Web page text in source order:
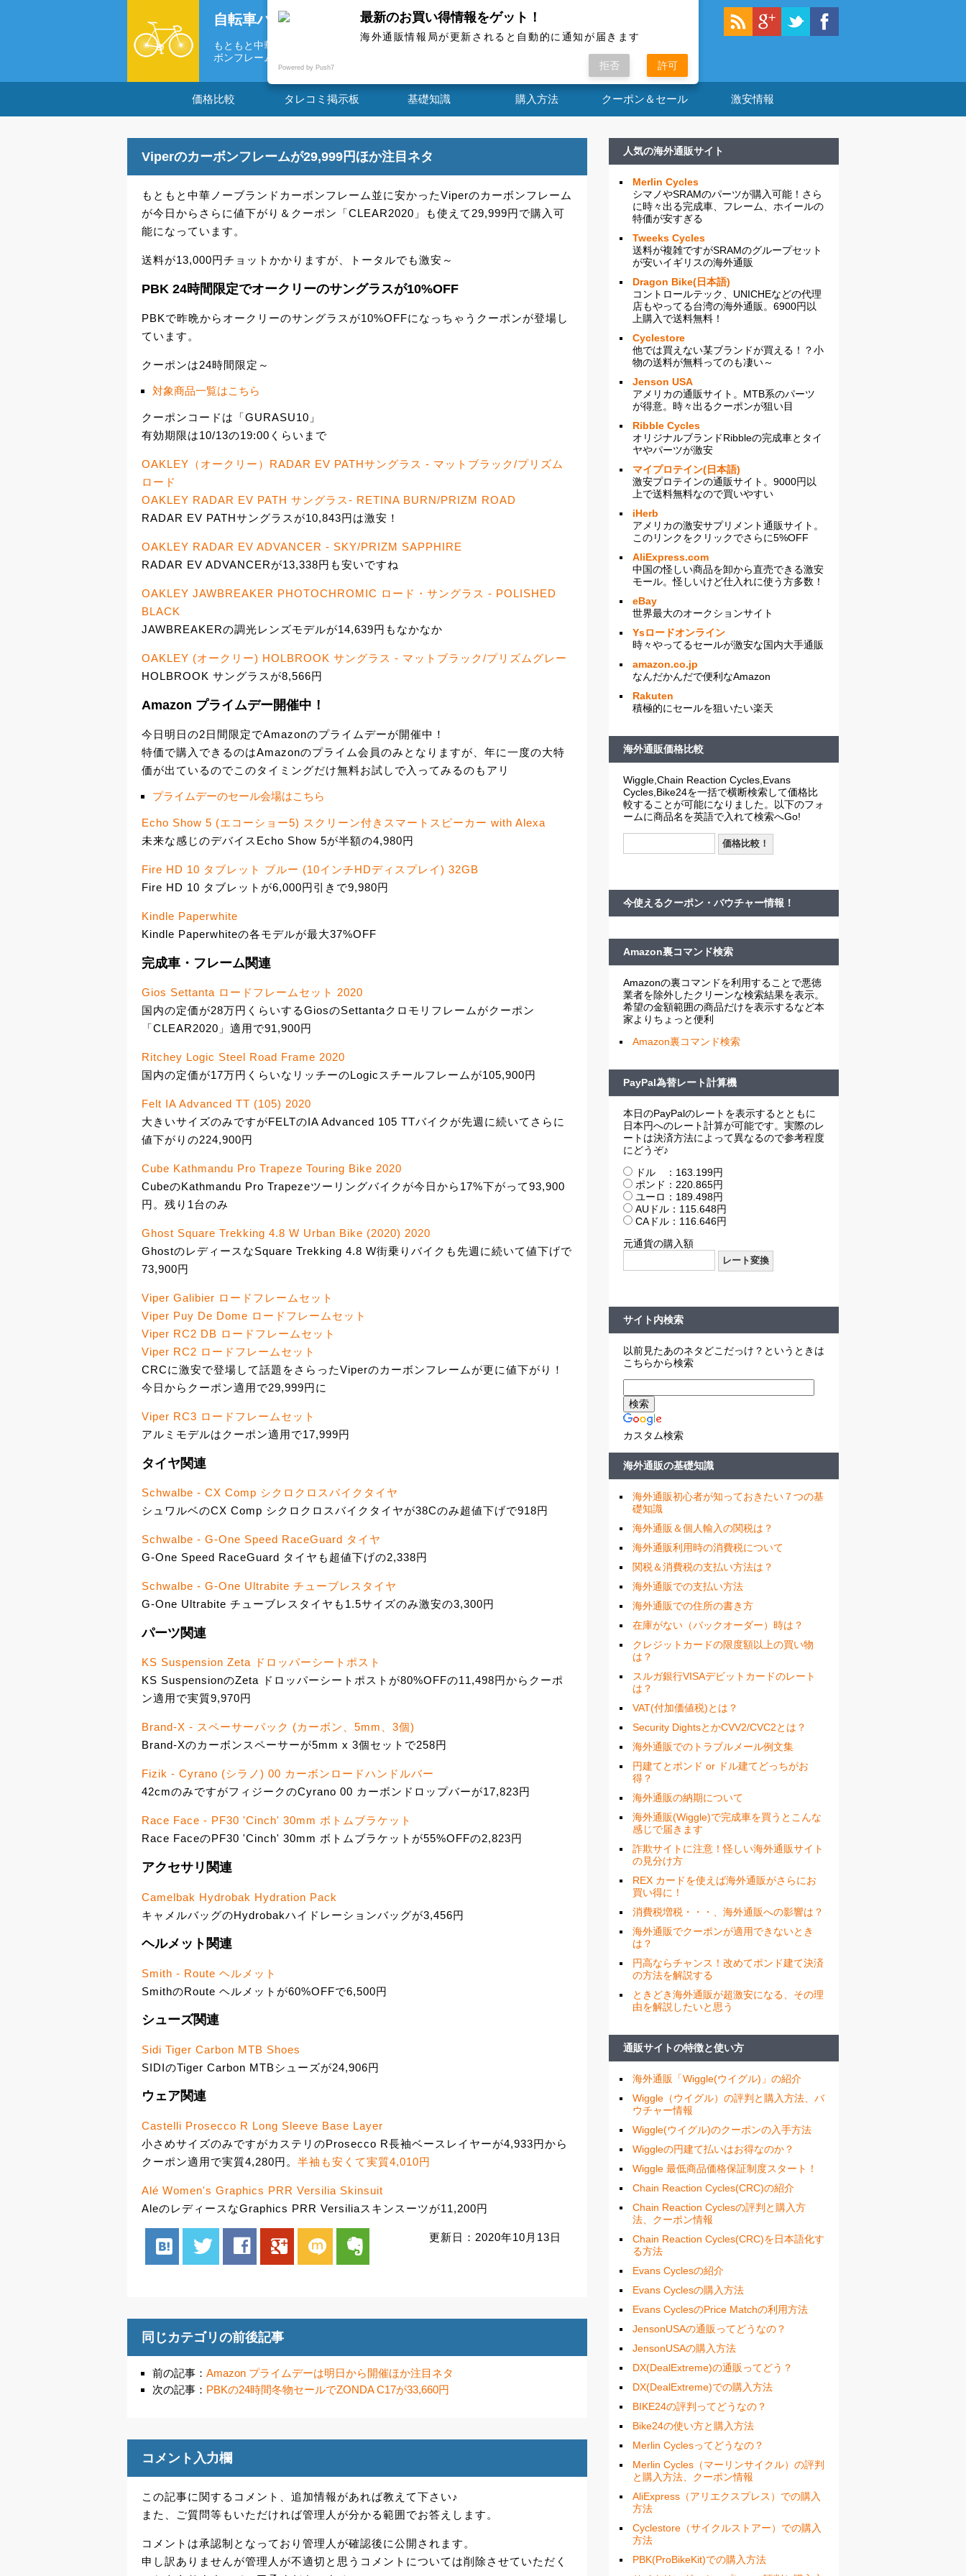
自転車パーツの海外通販情報局
もともと中華ノーブランドカーボンフレーム並に安かったViperのカー
ボンフレーム...
価格比較 タレコミ掲示板 基礎知識 購入方法 クーポン＆セール 激安情報
Viperのカーボンフレームが29,999円ほか注目ネタ
もともと中華ノーブランドカーボンフレーム並に安かったViperのカーボンフレーム
が今日からさらに値下がり＆クーポン「CLEAR2020」も使えて29,999円で購入可
能になっています。
送料が13,000円チョットかかりますが、トータルでも激安～
PBK 24時間限定でオークリーのサングラスが10%OFF
PBKで昨晩からオークリーのサングラスが10%OFFになっちゃうクーポンが登場し
ています。
クーポンは24時間限定～
対象商品一覧はこちら
クーポンコードは「GURASU10」
有効期限は10/13の19:00くらいまで
OAKLEY（オークリー）RADAR EV PATHサングラス - マットブラック/プリズム
ロード
OAKLEY RADAR EV PATH サングラス- RETINA BURN/PRIZM ROAD
RADAR EV PATHサングラスが10,843円は激安！
OAKLEY RADAR EV ADVANCER - SKY/PRIZM SAPPHIRE
RADAR EV ADVANCERが13,338円も安いですね
OAKLEY JAWBREAKER PHOTOCHROMIC ロード・サングラス - POLISHED
BLACK
JAWBREAKERの調光レンズモデルが14,639円もなかなか
OAKLEY (オークリー) HOLBROOK サングラス - マットブラック/プリズムグレー
HOLBROOK サングラスが8,566円
Amazon プライムデー開催中！
今日明日の2日間限定でAmazonのプライムデーが開催中！
特価で購入できるのはAmazonのプライム会員のみとなりますが、年に一度の大特
価が出ているのでこのタイミングだけ無料お試しで入ってみるのもアリ
プライムデーのセール会場はこちら
Echo Show 5 (エコーショー5) スクリーン付きスマートスピーカー with Alexa
未来な感じのデバイスEcho Show 5が半額の4,980円
Fire HD 10 タブレット ブルー (10インチHDディスプレイ) 32GB
Fire HD 10 タブレットが6,000円引きで9,980円
Kindle Paperwhite
Kindle Paperwhiteの各モデルが最大37%OFF
完成車・フレーム関連
Gios Settanta ロードフレームセット 2020
国内の定価が28万円くらいするGiosのSettantaクロモリフレームがクーポン
「CLEAR2020」適用で91,900円
Ritchey Logic Steel Road Frame 2020
国内の定価が17万円くらいなリッチーのLogicスチールフレームが105,900円
Felt IA Advanced TT (105) 2020
大きいサイズのみですがFELTのIA Advanced 105 TTバイクが先週に続いてさらに
値下がりの224,900円
Cube Kathmandu Pro Trapeze Touring Bike 2020
CubeのKathmandu Pro Trapezeツーリングバイクが今日から17%下がって93,900
円。残り1台のみ
Ghost Square Trekking 4.8 W Urban Bike (2020) 2020
GhostのレディースなSquare Trekking 4.8 W街乗りバイクも先週に続いて値下げで
73,900円
Viper Galibier ロードフレームセット
Viper Puy De Dome ロードフレームセット
Viper RC2 DB ロードフレームセット
Viper RC2 ロードフレームセット
CRCに激安で登場して話題をさらったViperのカーボンフレームが更に値下がり！
今日からクーポン適用で29,999円に
Viper RC3 ロードフレームセット
アルミモデルはクーポン適用で17,999円
タイヤ関連
Schwalbe - CX Comp シクロクロスバイクタイヤ
シュワルベのCX Comp シクロクロスバイクタイヤが38Cのみ超値下げで918円
Schwalbe - G-One Speed RaceGuard タイヤ
G-One Speed RaceGuard タイヤも超値下げの2,338円
Schwalbe - G-One Ultrabite チューブレスタイヤ
G-One Ultrabite チューブレスタイヤも1.5サイズのみ激安の3,300円
パーツ関連
KS Suspension Zeta ドロッパーシートポスト
KS SuspensionのZeta ドロッパーシートポストが80%OFFの11,498円からクーポ
ン適用で実質9,970円
Brand-X - スペーサーパック (カーボン、5mm、3個)
Brand-Xのカーボンスペーサーが5mm x 3個セットで258円
Fizik - Cyrano (シラノ) 00 カーボンロードハンドルバー
42cmのみですがフィジークのCyrano 00 カーボンドロップバーが17,823円
Race Face - PF30 'Cinch' 30mm ボトムブラケット
Race FaceのPF30 'Cinch' 30mm ボトムブラケットが55%OFFの2,823円
アクセサリ関連
Camelbak Hydrobak Hydration Pack
キャメルバッグのHydrobakハイドレーションバッグが3,456円
ヘルメット関連
Smith - Route ヘルメット
SmithのRoute ヘルメットが60%OFFで6,500円
シューズ関連
Sidi Tiger Carbon MTB Shoes
SIDIのTiger Carbon MTBシューズが24,906円
ウェア関連
Castelli Prosecco R Long Sleeve Base Layer
小さめサイズのみですがカステリのProsecco R長袖ベースレイヤーが4,933円から
クーポン適用で実質4,280円。 半袖も安くて実質4,010円
Alé Women's Graphics PRR Versilia Skinsuit
AleのレディースなGraphics PRR Versiliaスキンスーツが11,200円
hatenabookmark twitter facebook google mixi evernote 更新日：2020年10月13日
同じカテゴリの前後記事
前の記事： Amazon プライムデーは明日から開催ほか注目ネタ
次の記事： PBKの24時間冬物セールでZONDA C17が33,660円
コメント入力欄
この記事に関するコメント、追加情報があれば教えて下さい♪
また、ご質問等もいただければ管理人が分かる範囲でお答えします。
コメントは承認制となっており管理人が確認後に公開されます。
申し訳ありませんが管理人が不適切と思うコメントについては削除させていただく
人気の海外通販サイト
Merlin Cycles
シマノやSRAMのパーツが購入可能！さら
に時々出る完成車、フレーム、ホイールの
特価が安すぎる
Tweeks Cycles
送料が複雑ですがSRAMのグループセット
が安いイギリスの海外通販
Dragon Bike(日本語)
コントロールテック、UNICHEなどの代理
店もやってる台湾の海外通販。6900円以
上購入で送料無料！
Cyclestore
他では買えない某ブランドが買える！？小
物の送料が無料ってのも凄い～
Jenson USA
アメリカの通販サイト。MTB系のパーツ
が得意。時々出るクーポンが狙い目
Ribble Cycles
オリジナルブランドRibbleの完成車とタイ
ヤやパーツが激安
マイプロテイン(日本語)
激安プロテインの通販サイト。9000円以
上で送料無料なので買いやすい
iHerb
アメリカの激安サプリメント通販サイト。
このリンクをクリックでさらに5%OFF
AliExpress.com
中国の怪しい商品を卸から直売できる激安
モール。怪しいけど仕入れに使う方多数！
eBay
世界最大のオークションサイト
Ysロードオンライン
時々やってるセールが激安な国内大手通販
amazon.co.jp
なんだかんだで便利なAmazon
Rakuten
積極的にセールを狙いたい楽天
海外通販価格比較
Wiggle,Chain Reaction Cycles,Evans
Cycles,Bike24を一括で横断検索して価格比
較することが可能になりました。以下のフォ
ームに商品名を英語で入れて検索へGo!
今使えるクーポン・バウチャー情報！
Amazon裏コマンド検索
Amazonの裏コマンドを利用することで悪徳
業者を除外したクリーンな検索結果を表示。
希望の金額範囲の商品だけを表示するなど本
家よりちょっと便利
Amazon裏コマンド検索
PayPal為替レート計算機
本日のPayPalのレートを表示するとともに
日本円へのレート計算が可能です。実際のレ
ートは決済方法によって異なるので参考程度
にどうぞ♪
ドル ：163.199円
ポンド：220.865円
ユーロ：189.498円
AUドル：115.648円
CAドル：116.646円
元通貨の購入額
サイト内検索
以前見たあのネタどこだっけ？というときは
こちらから検索
カスタム検索
海外通販の基礎知識
海外通販初心者が知っておきたい７つの基
礎知識
海外通販＆個人輸入の関税は？
海外通販利用時の消費税について
関税＆消費税の支払い方法は？
海外通販での支払い方法
海外通販での住所の書き方
在庫がない（バックオーダー）時は？
クレジットカードの限度額以上の買い物
は？
スルガ銀行VISAデビットカードのレート
は？
VAT(付加価値税)とは？
Security DightsとかCVV2/CVC2とは？
海外通販でのトラブルメール例文集
円建てとポンド or ドル建てどっちがお
得？
海外通販の納期について
海外通販(Wiggle)で完成車を買うとこんな
感じで届きます
詐欺サイトに注意！怪しい海外通販サイト
の見分け方
REX カードを使えば海外通販がさらにお
買い得に！
消費税増税・・・、海外通販への影響は？
海外通販でクーポンが適用できないとき
は？
円高ならチャンス！改めてポンド建て決済
の方法を解説する
ときどき海外通販が超激安になる、その理
由を解説したいと思う
通販サイトの特徴と使い方
海外通販「Wiggle(ウイグル)」の紹介
Wiggle（ウイグル）の評判と購入方法、バ
ウチャー情報
Wiggle(ウイグル)のクーポンの入手方法
Wiggleの円建て払いはお得なのか？
Wiggle 最低商品価格保証制度スタート！
Chain Reaction Cycles(CRC)の紹介
Chain Reaction Cyclesの評判と購入方
法、クーポン情報
Chain Reaction Cycles(CRC)を日本語化す
る方法
Evans Cyclesの紹介
Evans Cyclesの購入方法
Evans CyclesのPrice Matchの利用方法
JensonUSAの通販ってどうなの？
JensonUSAの購入方法
DX(DealExtreme)の通販ってどう？
DX(DealExtreme)での購入方法
BIKE24の評判ってどうなの？
Bike24の使い方と購入方法
Merlin Cyclesってどうなの？
Merlin Cycles（マーリンサイクル）の評判
と購入方法、クーポン情報
AliExpress（アリエクスプレス）での購入
方法
Cyclestore（サイクルストアー）での購入
方法
PBK(ProBikeKit)での購入方法
最新のお買い得情報をゲット！
海外通販情報局が更新されると自動的に通知が届きます
Powered by Push7 拒否 許可